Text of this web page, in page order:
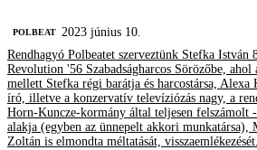
‎POLBEAT 2023 június 10.
Rendhagyó Polbeatet szerveztünk Stefka István
Revolution '56 Szabadságharcos Sörözőbe, ahol
mellett Stefka régi barátja és harcostársa,
író, illetve a konzervatív televíziózás nagy, a
Horn-Kuncze-kormány által teljesen felszámolt
alakja (egyben az ünnepelt akkori munkatársa),
Zoltán is elmondta méltatását,